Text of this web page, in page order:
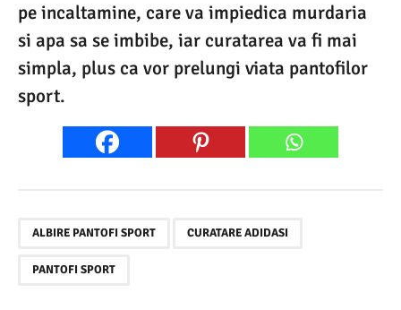
pe incaltamine, care va impiedica murdaria
si apa sa se imbibe, iar curatarea va fi mai
simpla, plus ca vor prelungi viata pantofilor
sport.
ALBIRE PANTOFI SPORT CURATARE ADIDASI
PANTOFI SPORT